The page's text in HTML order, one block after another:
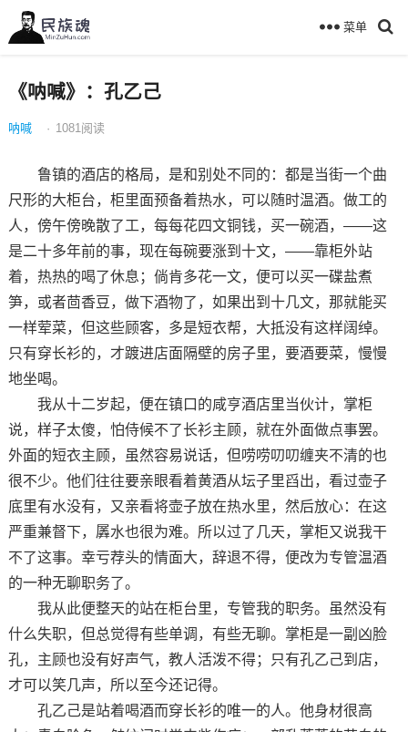
菜单
《呐喊》：孔乙己
呐喊 · 1081 阅读
鲁镇的酒店的格局，是和别处不同的：都是当街一个曲
尺形的大柜台，柜里面预备着热水，可以随时温酒。做工的
人，傍午傍晚散了工，每每花四文铜钱，买一碗酒，——这
是二十多年前的事，现在每碗要涨到十文，——靠柜外站
着，热热的喝了休息；倘肯多花一文，便可以买一碟盐煮
笋，或者茴香豆，做下酒物了，如果出到十几文，那就能买
一样荤菜，但这些顾客，多是短衣帮，大抵没有这样阔绰。
只有穿长衫的，才踱进店面隔壁的房子里，要酒要菜，慢慢
地坐喝。
我从十二岁起，便在镇口的咸亨酒店里当伙计，掌柜
说，样子太傻，怕侍候不了长衫主顾，就在外面做点事罢。
外面的短衣主顾，虽然容易说话，但唠唠叨叨缠夹不清的也
很不少。他们往往要亲眼看着黄酒从坛子里舀出，看过壶子
底里有水没有，又亲看将壶子放在热水里，然后放心：在这
严重兼督下，羼水也很为难。所以过了几天，掌柜又说我干
不了这事。幸亏荐头的情面大，辞退不得，便改为专管温酒
的一种无聊职务了。
我从此便整天的站在柜台里，专管我的职务。虽然没有
什么失职，但总觉得有些单调，有些无聊。掌柜是一副凶脸
孔，主顾也没有好声气，教人活泼不得；只有孔乙己到店，
才可以笑几声，所以至今还记得。
孔乙己是站着喝酒而穿长衫的唯一的人。他身材很高